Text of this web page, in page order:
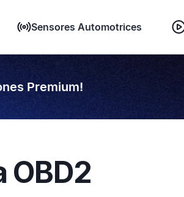
Sensores Automotrices
Premium!
OBD2